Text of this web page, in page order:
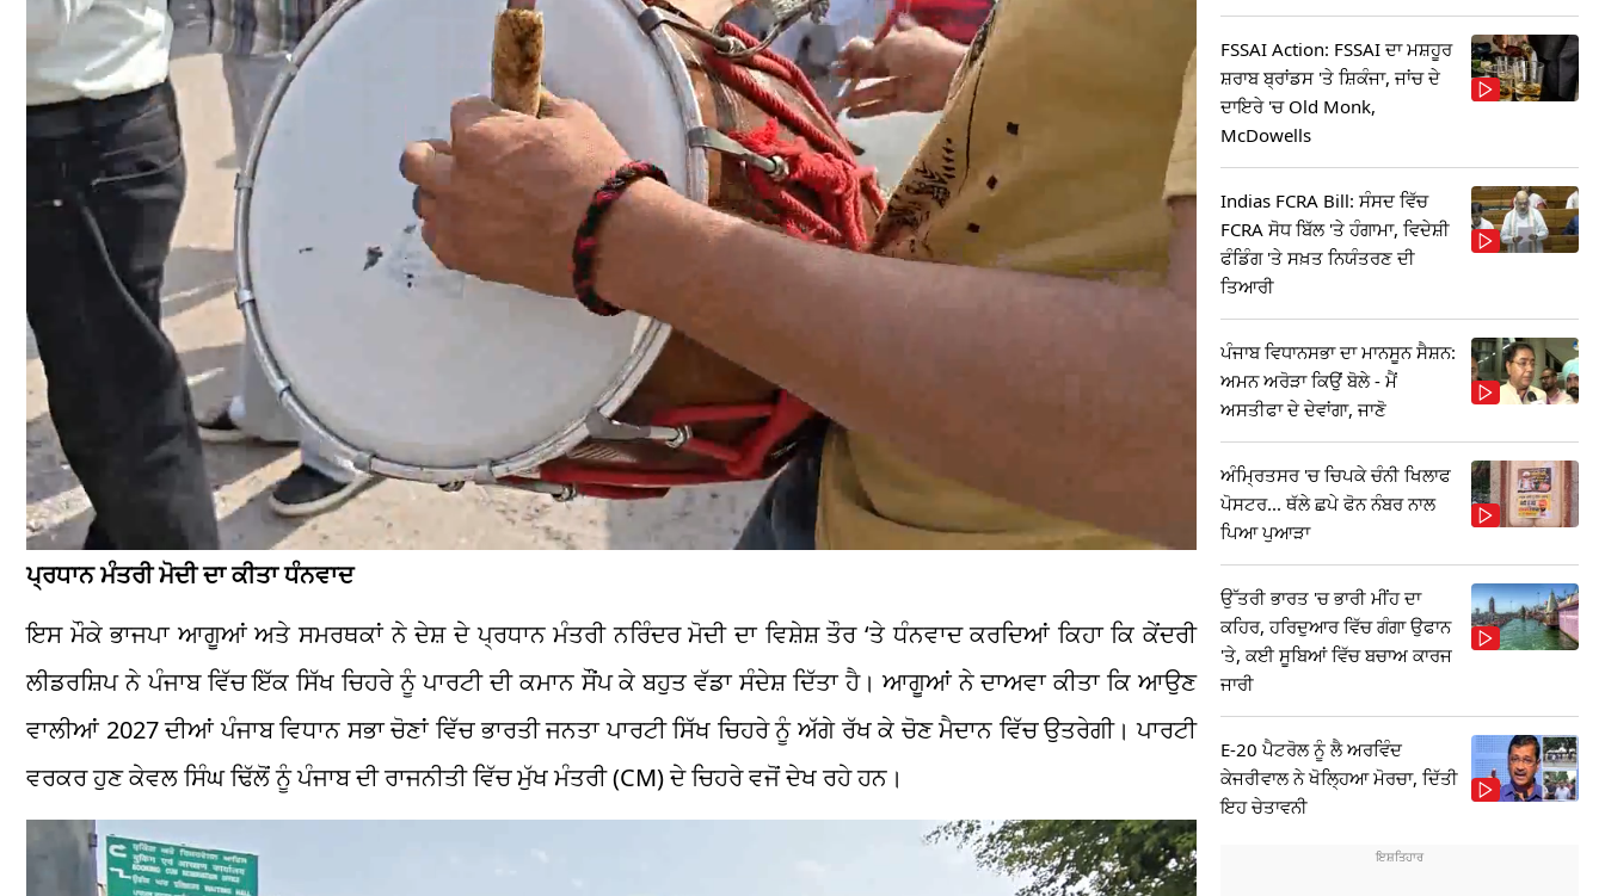
ਪ੍ਰਧਾਨ ਮੰਤਰੀ ਮੋਦੀ ਦਾ ਕੀਤਾ ਧੰਨਵਾਦ
ਇਸ ਮੌਕੇ ਭਾਜਪਾ ਆਗੂਆਂ ਅਤੇ ਸਮਰਥਕਾਂ ਨੇ ਦੇਸ਼ ਦੇ ਪ੍ਰਧਾਨ ਮੰਤਰੀ ਨਰਿੰਦਰ ਮੋਦੀ ਦਾ ਵਿਸ਼ੇਸ਼ ਤੌਰ ‘ਤੇ ਧੰਨਵਾਦ ਕਰਦਿਆਂ ਕਿਹਾ ਕਿ ਕੇਂਦਰੀ
ਲੀਡਰਸ਼ਿਪ ਨੇ ਪੰਜਾਬ ਵਿੱਚ ਇੱਕ ਸਿੱਖ ਚਿਹਰੇ ਨੂੰ ਪਾਰਟੀ ਦੀ ਕਮਾਨ ਸੌਂਪ ਕੇ ਬਹੁਤ ਵੱਡਾ ਸੰਦੇਸ਼ ਦਿੱਤਾ ਹੈ। ਆਗੂਆਂ ਨੇ ਦਾਅਵਾ ਕੀਤਾ ਕਿ ਆਉਣ
ਵਾਲੀਆਂ 2027 ਦੀਆਂ ਪੰਜਾਬ ਵਿਧਾਨ ਸਭਾ ਚੋਣਾਂ ਵਿੱਚ ਭਾਰਤੀ ਜਨਤਾ ਪਾਰਟੀ ਸਿੱਖ ਚਿਹਰੇ ਨੂੰ ਅੱਗੇ ਰੱਖ ਕੇ ਚੋਣ ਮੈਦਾਨ ਵਿੱਚ ਉਤਰੇਗੀ। ਪਾਰਟੀ
ਵਰਕਰ ਹੁਣ ਕੇਵਲ ਸਿੰਘ ਢਿੱਲੋਂ ਨੂੰ ਪੰਜਾਬ ਦੀ ਰਾਜਨੀਤੀ ਵਿੱਚ ਮੁੱਖ ਮੰਤਰੀ (CM) ਦੇ ਚਿਹਰੇ ਵਜੋਂ ਦੇਖ ਰਹੇ ਹਨ।
FSSAI Action: FSSAI ਦਾ ਮਸ਼ਹੂਰ
ਸ਼ਰਾਬ ਬ੍ਰਾਂਡਸ 'ਤੇ ਸ਼ਿਕੰਜਾ, ਜਾਂਚ ਦੇ
ਦਾਇਰੇ 'ਚ Old Monk,
McDowells
Indias FCRA Bill: ਸੰਸਦ ਵਿੱਚ
FCRA ਸੋਧ ਬਿੱਲ 'ਤੇ ਹੰਗਾਮਾ, ਵਿਦੇਸ਼ੀ
ਫੰਡਿੰਗ 'ਤੇ ਸਖ਼ਤ ਨਿਯੰਤਰਣ ਦੀ
ਤਿਆਰੀ
ਪੰਜਾਬ ਵਿਧਾਨਸਭਾ ਦਾ ਮਾਨਸੂਨ ਸੈਸ਼ਨ:
ਅਮਨ ਅਰੋੜਾ ਕਿਉਂ ਬੋਲੇ - ਮੈਂ
ਅਸਤੀਫਾ ਦੇ ਦੇਵਾਂਗਾ, ਜਾਣੋ
ਅੰਮ੍ਰਿਤਸਰ 'ਚ ਚਿਪਕੇ ਚੰਨੀ ਖਿਲਾਫ
ਪੋਸਟਰ... ਥੱਲੇ ਛਪੇ ਫੋਨ ਨੰਬਰ ਨਾਲ
ਪਿਆ ਪੁਆੜਾ
ਉੱਤਰੀ ਭਾਰਤ 'ਚ ਭਾਰੀ ਮੀਂਹ ਦਾ
ਕਹਿਰ, ਹਰਿਦੁਆਰ ਵਿੱਚ ਗੰਗਾ ਉਫਾਨ
'ਤੇ, ਕਈ ਸੂਬਿਆਂ ਵਿੱਚ ਬਚਾਅ ਕਾਰਜ
ਜਾਰੀ
E-20 ਪੈਟਰੋਲ ਨੂੰ ਲੈ ਅਰਵਿੰਦ
ਕੇਜਰੀਵਾਲ ਨੇ ਖੋਲ੍ਹਿਆ ਮੋਰਚਾ, ਦਿੱਤੀ
ਇਹ ਚੇਤਾਵਨੀ